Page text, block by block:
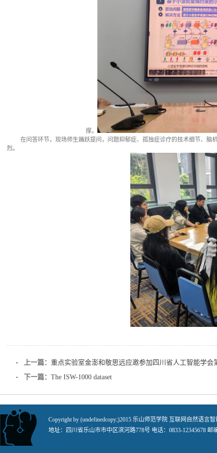
撑。
在问答环节，现场师生踊跃提问，问题抑郁症、孤独症诊疗的技术细节、
烈。
上一篇： 重点实验室金澎和敬思远应邀参加四川省人工智能学
下一篇： The ISW-1000 dataset
Copyright by (undefinedcopy;)2015 乐山师范学院 互联网自然语言
地址：四川省乐山市市中区滨河路778号 电话：0833-12345678 邮